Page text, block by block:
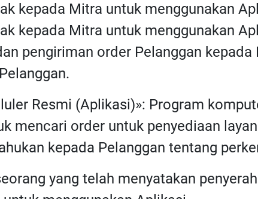
kepada Mitra untuk menggunakan
kepada Mitra untuk menggunakan
pengiriman order Pelanggan
Resmi (Aplikasi)»: Program
mencari order untuk penyediaan
kepada Pelanggan tentang
yang telah menyatakan